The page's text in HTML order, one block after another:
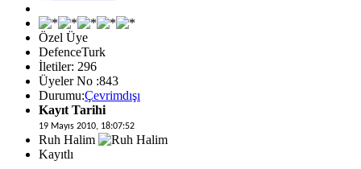
Özel Üye
DefenceTurk
İletiler: 296
Üyeler No :843
Durumu:Çevrimdışı
Kayıt Tarihi
19 Mayıs 2010, 18:07:52
Ruh Halim
Kayıtlı